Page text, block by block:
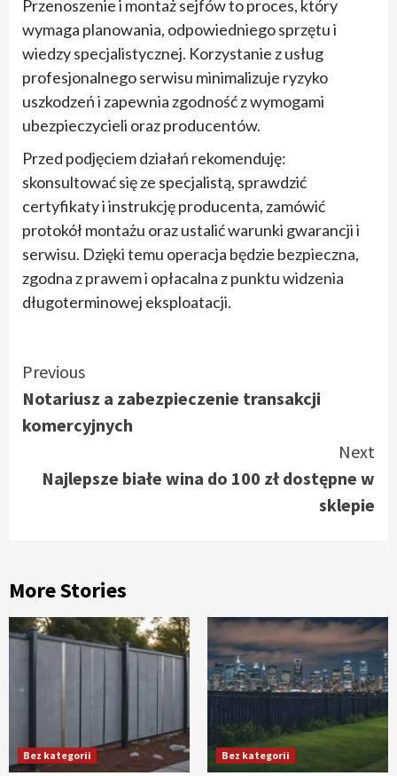
Przenoszenie i montaż sejfów to proces, który
wymaga planowania, odpowiedniego sprzętu i
wiedzy specjalistycznej. Korzystanie z usług
profesjonalnego serwisu minimalizuje ryzyko
uszkodzeń i zapewnia zgodność z wymogami
ubezpieczycieli oraz producentów.
Przed podjęciem działań rekomenduję:
skonsultować się ze specjalistą, sprawdzić
certyfikaty i instrukcję producenta, zamówić
protokół montażu oraz ustalić warunki gwarancji i
serwisu. Dzięki temu operacja będzie bezpieczna,
zgodna z prawem i opłacalna z punktu widzenia
długoterminowej eksploatacji.
Continue
Reading
Previous
Notariusz a zabezpieczenie transakcji
komercyjnych
Next
Najlepsze białe wina do 100 zł dostępne w
sklepie
More Stories
Bez kategorii Bez kategorii